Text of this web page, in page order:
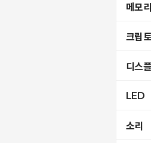
메모리
크립
디스
LED
소리